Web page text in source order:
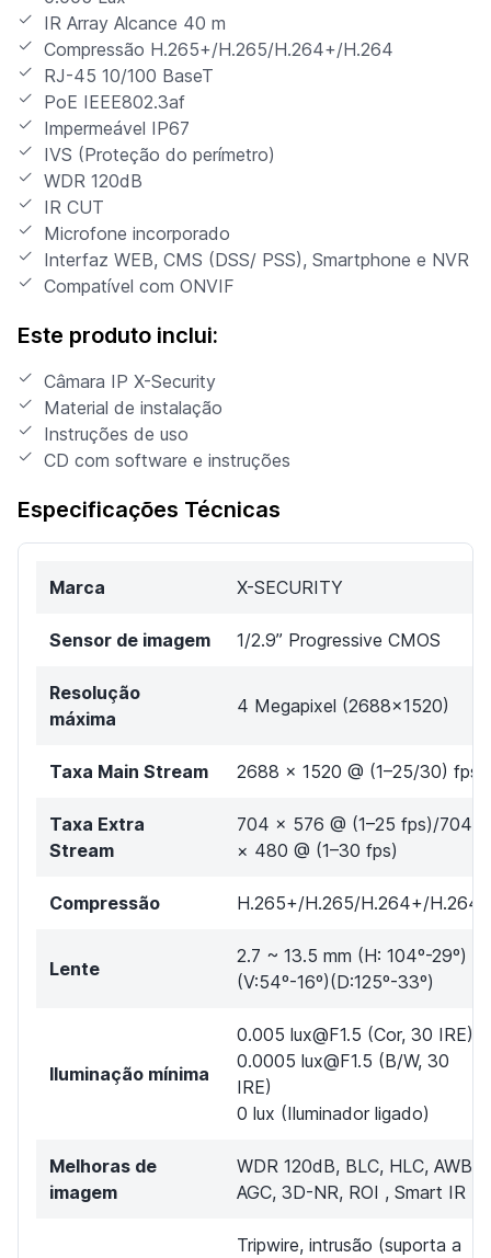
IR Array Alcance 40 m
Compressão H.265+/H.265/H.264+/H.264
RJ-45 10/100 BaseT
PoE IEEE802.3af
Impermeável IP67
IVS (Proteção do perímetro)
WDR 120dB
IR CUT
Microfone incorporado
Interfaz WEB, CMS (DSS/ PSS), Smartphone e NVR
Compatível com ONVIF
Este produto inclui:
Câmara IP X-Security
Material de instalação
Instruções de uso
CD com software e instruções
Especificações Técnicas
Marca X-SECURITY
Sensor de imagem 1/2.9” Progressive CMOS
Resolução
máxima
4 Megapixel (2688x1520)
Taxa Main Stream 2688 × 1520 @ (1–25/30) fps
Taxa Extra
Stream
704 × 576 @ (1–25 fps)/704
× 480 @ (1–30 fps)
Compressão H.265+/H.265/H.264+/H.264
Lente
2.7 ~ 13.5 mm (H: 104º-29º)
(V:54º-16º)(D:125º-33º)
Iluminação mínima
0.005 lux@F1.5 (Cor, 30 IRE)
0.0005 lux@F1.5 (B/W, 30
IRE)
0 lux (Iluminador ligado)
Melhoras de
imagem
WDR 120dB, BLC, HLC, AWB,
AGC, 3D-NR, ROI , Smart IR
Tripwire, intrusão (suporta a